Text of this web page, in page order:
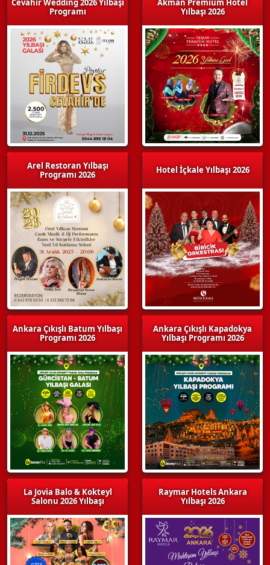
Cevahir Wedding 2026 Yılbaşı
Programı
Arel Restoran Yılbaşı
Programı 2026
Ankara Çıkışlı Batum Yılbaşı
Programı 2026
La Jovia Balo & Kokteyl
Salonu 2026 Yılbaşı
Akman Premium Hotel
Yılbaşı 2026
Hotel İçkale Yılbaşı 2026
Ankara Çıkışlı Kapadokya
Yılbaşı Programı 2026
Raymar Hotels Ankara
Yılbaşı 2026